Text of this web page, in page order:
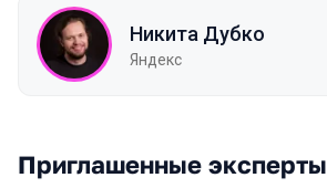
Никита Дубко
Яндекс
Приглашенные эксперты